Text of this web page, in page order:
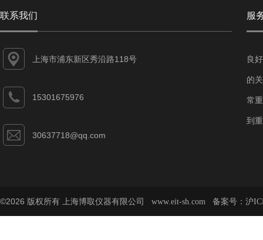
联系我们
上海市浦东新区秀沿路118号
15301675976
30637718@qq.com
服
良
的
常
到
©2026 版权所有 上海博取仪器有限公司 www.eit-sh.com 备案号： 沪